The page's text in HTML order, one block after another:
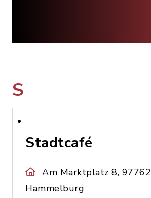
S
Stadtcafé
Am Marktplatz 8, 97762
Hammelburg